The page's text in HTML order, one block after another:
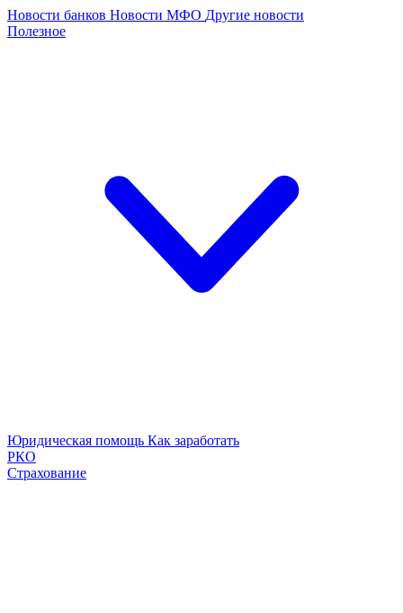
Новости банков Новости МФО Другие новости
Полезное
Юридическая помощь Как заработать
РКО
Страхование